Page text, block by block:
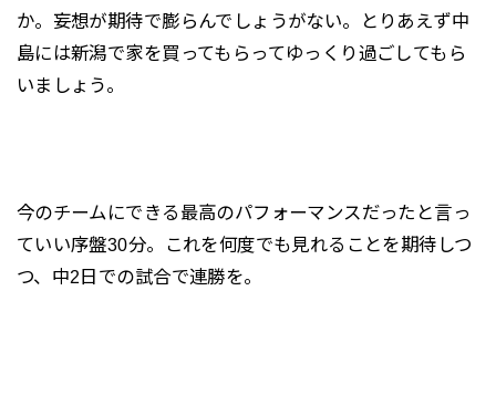
か。妄想が期待で膨らんでしょうがない。とりあえず中
島には新潟で家を買ってもらってゆっくり過ごしてもら
いましょう。
今のチームにできる最高のパフォーマンスだったと言っ
ていい序盤30分。これを何度でも見れることを期待しつ
つ、中2日での試合で連勝を。